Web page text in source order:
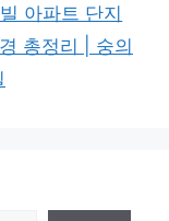
아파트 단지
총정리 | 숭의